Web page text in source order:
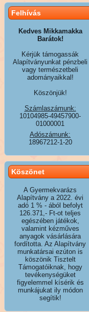
Felhívás
Kedves Mikkamakka
Barátok!
Kérjük támogassák
Alapítványunkat pénzbeli
vagy természetbeli
adományaikkal!
Köszönjük!
Számlaszámunk:
10104985-49457900-
01000001
Adószámunk:
18967212-1-20
Köszönet
A Gyermekvarázs
Alapítvány a 2022. évi
adó 1 % - ából befolyt
126.371,- Ft-ot teljes
egészében játékok,
valamint kézműves
anyagok vásárlására
fordította. Az Alapítvány
munkatársai ezúton is
köszönik Tisztelt
Támogatóiknak, hogy
tevékenységüket
figyelemmel kísérik és
munkájukat ily módon
segítik!